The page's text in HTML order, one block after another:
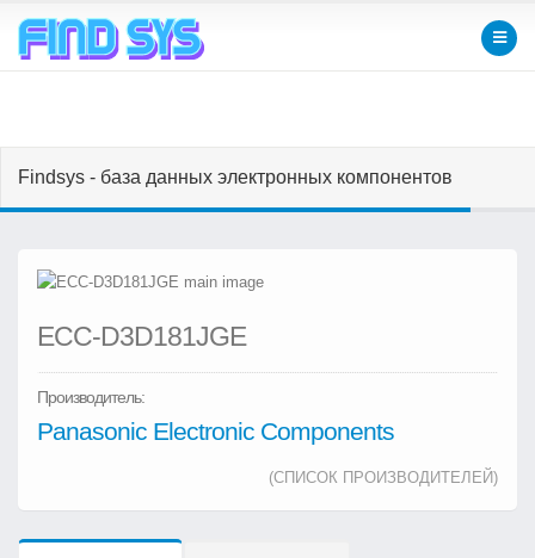
Findsys - база данных электронных компонентов
ECC-D3D181JGE
Производитель:
Panasonic Electronic Components
(СПИСОК ПРОИЗВОДИТЕЛЕЙ)